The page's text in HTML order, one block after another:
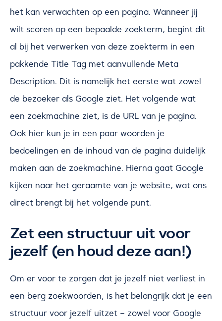
het kan verwachten op een pagina. Wanneer jij
wilt scoren op een bepaalde zoekterm, begint dit
al bij het verwerken van deze zoekterm in een
pakkende Title Tag met aanvullende Meta
Description. Dit is namelijk het eerste wat zowel
de bezoeker als Google ziet. Het volgende wat
een zoekmachine ziet, is de URL van je pagina.
Ook hier kun je in een paar woorden je
bedoelingen en de inhoud van de pagina duidelijk
maken aan de zoekmachine. Hierna gaat Google
kijken naar het geraamte van je website, wat ons
direct brengt bij het volgende punt.
Zet een structuur uit voor
jezelf (en houd deze aan!)
Om er voor te zorgen dat je jezelf niet verliest in
een berg zoekwoorden, is het belangrijk dat je een
structuur voor jezelf uitzet – zowel voor Google